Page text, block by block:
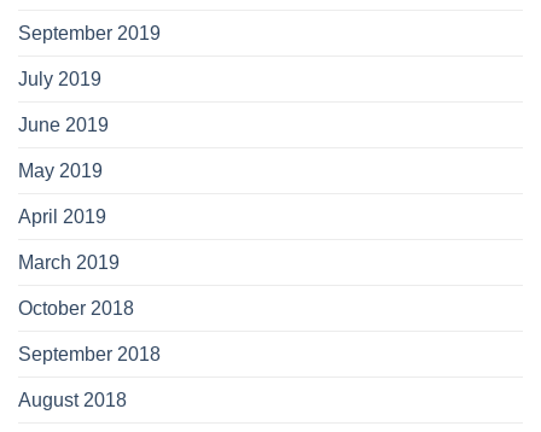
September 2019
July 2019
June 2019
May 2019
April 2019
March 2019
October 2018
September 2018
August 2018